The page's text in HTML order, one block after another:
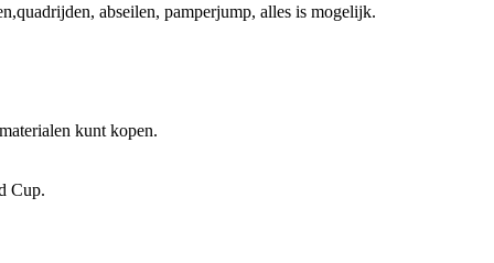
abseilen, pamperjump, alles is mogelijk.
kunt kopen.
Cup.